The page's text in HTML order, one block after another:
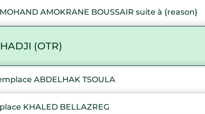
AMOKRANE BOUSSAIR suite à {reason}
(OTR)
ABDELHAK TSOULA
KHALED BELLAZREG